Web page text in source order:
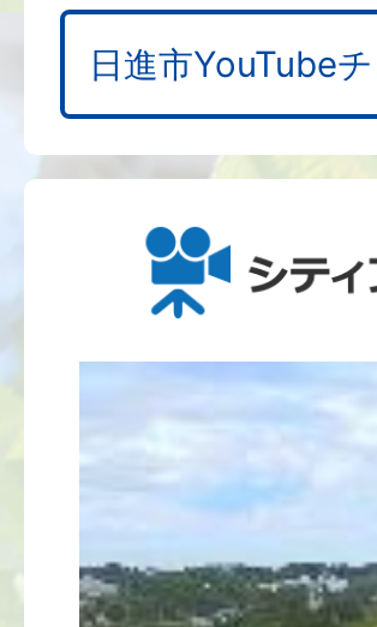
日進市YouTube